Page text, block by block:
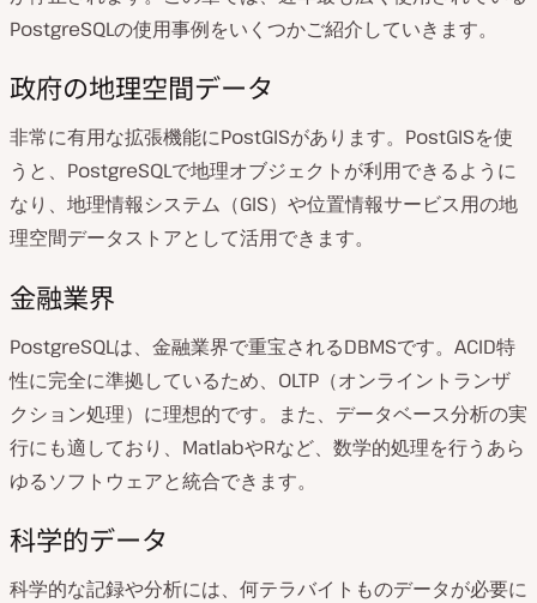
PostgreSQLの使用事例をいくつかご紹介していきます。
政府の地理空間データ
非常に有用な拡張機能にPostGISがあります。PostGISを使
うと、PostgreSQLで地理オブジェクトが利用できるように
なり、地理情報システム（GIS）や位置情報サービス用の地
理空間データストアとして活用できます。
金融業界
PostgreSQLは、金融業界で重宝されるDBMSです。ACID特
性に完全に準拠しているため、OLTP（オンライントランザ
クション処理）に理想的です。また、データベース分析の実
行にも適しており、MatlabやRなど、数学的処理を行うあら
ゆるソフトウェアと統合できます。
科学的データ
科学的な記録や分析には、何テラバイトものデータが必要に